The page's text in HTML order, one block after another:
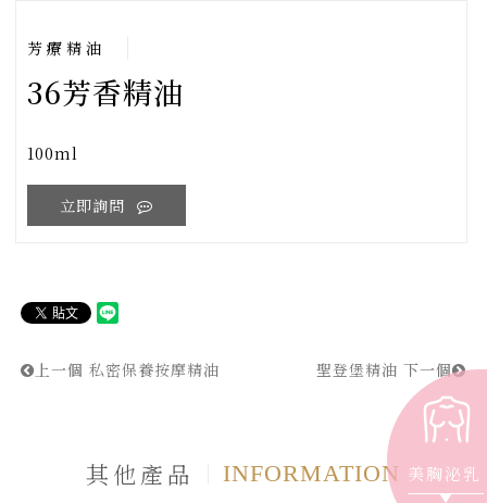
芳療精油
36芳香精油
100ml
立即詢問
上一個 私密保養按摩精油 聖登堡精油下一個
其他產品 INFORMATION 美胸泌乳